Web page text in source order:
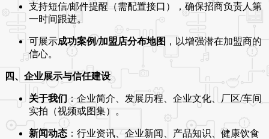
支持短信/邮件提醒（需配置接口），确保招商负责人第
一时间跟进。
可展示成功案例/加盟店分布地图 ，以增强潜在加盟商的
信心。
四、企业展示与信任建设
关于我们：企业简介、发展历程、企业文化、厂区/车间
实拍（视频或图集）。
新闻动态 ：行业资讯、企业新闻、产品知识、健康饮食